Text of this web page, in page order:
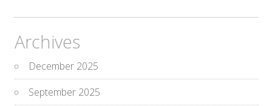
Archives
December 2025
September 2025